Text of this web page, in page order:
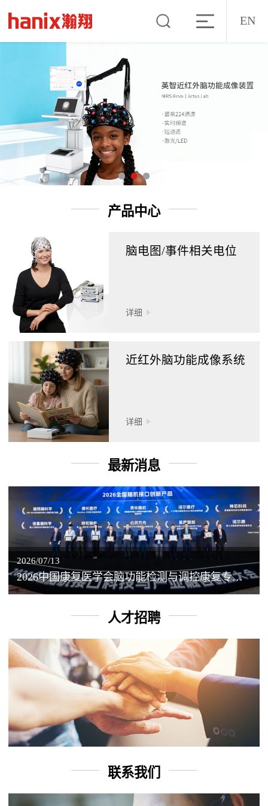
EN
产品中心
脑电图/事件相关电位
详细
近红外脑功能成像系统
详细
最新消息
2026/07/13
2026中国康复医学会脑功能检测与调控康复专业委员会学术年会丨脑客中国：脑机接口——EEG驱动TMS闭环调控工作坊
人才招聘
联系我们